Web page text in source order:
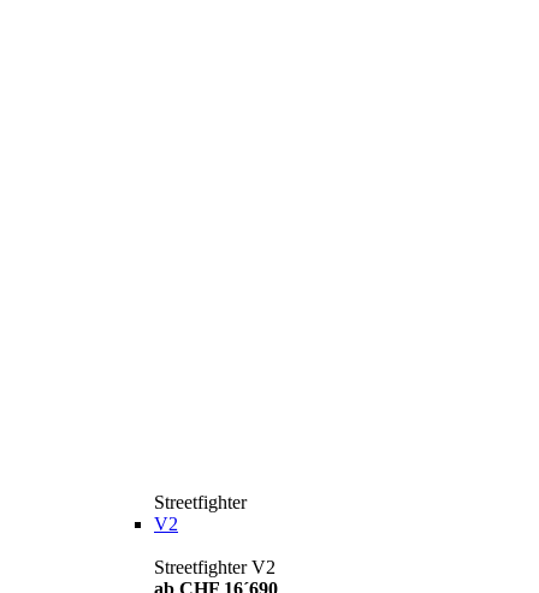
Streetfighter
V2
Streetfighter V2
ab CHF 16´690